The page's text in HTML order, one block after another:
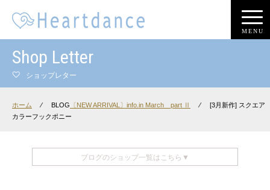
MENU
Shop Letter
ショップレター
ホーム ⁄ BLOG 〔NEW ARRIVAL〕info.in March part Ⅱ ⁄
[3月新作] スクエア
カラーフックポニー
ブログのショップ一覧はこちら▼